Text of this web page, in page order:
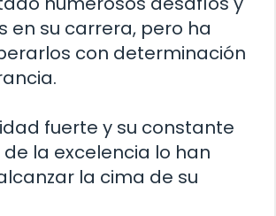
en su carrera, pero ha
con determinación
fuerte y su constante
la excelencia lo han
la cima de su